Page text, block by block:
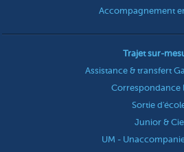
Accompagnement
Trajet sur-
Assistance & transfert
Correspondance
Sortie
Junior & Cie
UM -